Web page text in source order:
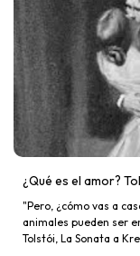
¿Qué es el amor?
"Pero, ¿cómo vas a
animales pueden ser
Tolstói, La Sonata a